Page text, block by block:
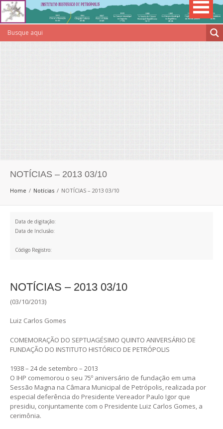
NOTÍCIAS – 2013 03/10
Home Notícias NOTÍCIAS – 2013 03/10
Data de digitação:
Data de Inclusão:
Código Registro:
NOTÍCIAS – 2013 03/10
(03/10/2013)
Luiz Carlos Gomes
COMEMORAÇÃO DO SEPTUAGÉSIMO QUINTO ANIVERSÁRIO DE
FUNDAÇÃO DO INSTITUTO HISTÓRICO DE PETRÓPOLIS
1938 – 24 de setembro – 2013
O IHP comemorou o seu 75º aniversário de fundação em uma
Sessão Magna na Câmara Municipal de Petrópolis, realizada por
especial deferência do Presidente Vereador Paulo Igor que
presidiu, conjuntamente com o Presidente Luiz Carlos Gomes, a
cerimônia.